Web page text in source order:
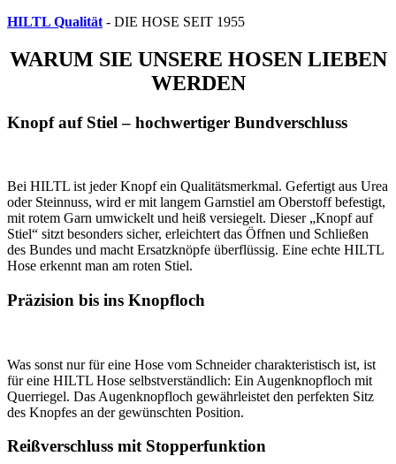
HILTL Qualität - DIE HOSE SEIT 1955
WARUM SIE UNSERE HOSEN LIEBEN
WERDEN
Knopf auf Stiel – hochwertiger Bundverschluss
Bei HILTL ist jeder Knopf ein Qualitätsmerkmal. Gefertigt aus Urea
oder Steinnuss, wird er mit langem Garnstiel am Oberstoff befestigt,
mit rotem Garn umwickelt und heiß versiegelt. Dieser „Knopf auf
Stiel“ sitzt besonders sicher, erleichtert das Öffnen und Schließen
des Bundes und macht Ersatzknöpfe überflüssig. Eine echte HILTL
Hose erkennt man am roten Stiel.
Präzision bis ins Knopfloch
Was sonst nur für eine Hose vom Schneider charakteristisch ist, ist
für eine HILTL Hose selbstverständlich: Ein Augenknopfloch mit
Querriegel. Das Augenknopfloch gewährleistet den perfekten Sitz
des Knopfes an der gewünschten Position.
Reißverschluss mit Stopperfunktion